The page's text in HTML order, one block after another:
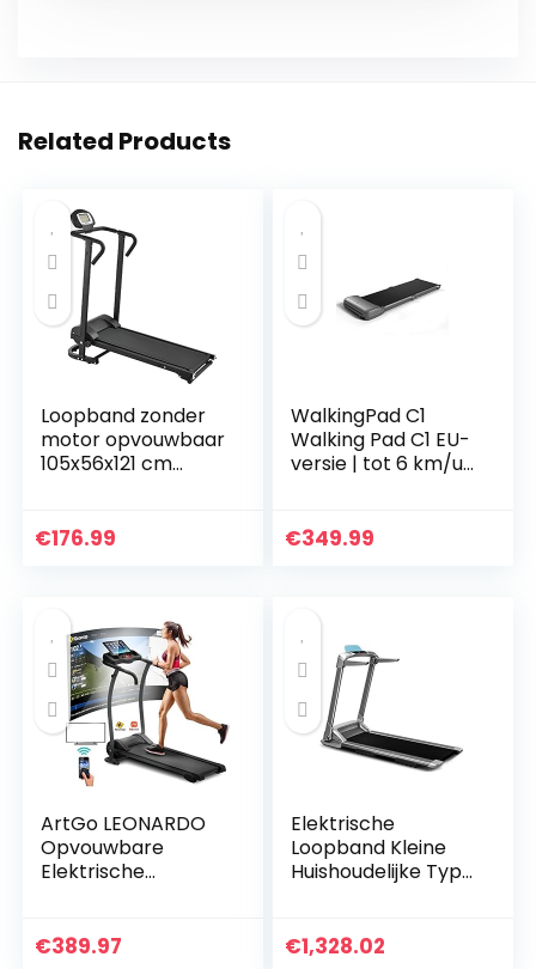
Related Products
Loopband zonder
motor opvouwbaar
105x56x121 cm
€176.99
WalkingPad C1
Walking Pad C1 EU-
versie | tot 6 km/u |
inklapbaar plat
€349.99
ArtGo LEONARDO
Opvouwbare
Elektrische
Programma’s,
€389.97
Elektrische
Loopband Kleine
Huishoudelijke Type
Loopband Ultra-stil
€1,328.02